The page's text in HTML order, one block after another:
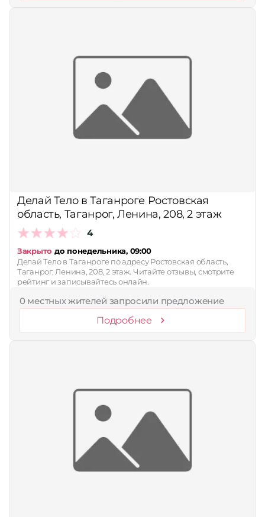
Делай Тело в Таганроге Ростовская
область, Таганрог, Ленина, 208, 2 этаж
4
Закрыто до понедельника, 09:00
Делай Тело в Таганроге по адресу Ростовская область,
Таганрог, Ленина, 208, 2 этаж. Читайте отзывы, смотрите
рейтинг и записывайтесь онлайн.
0 местных жителей запросили предложение
Подробнее